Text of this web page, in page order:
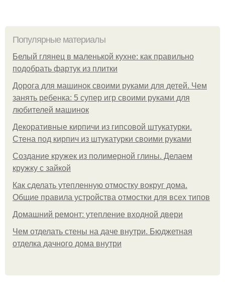
Популярные материалы
Белый глянец в маленькой кухне: как правильно
подобрать фартук из плитки
Дорога для машинок своими руками для детей. Чем
занять ребенка: 5 супер игр своими руками для
любителей машинок
Декоративные кирпичи из гипсовой штукатурки.
Стена под кирпич из штукатурки своими руками
Создание кружек из полимерной глины. Делаем
кружку с зайкой
Как сделать утепленную отмостку вокруг дома.
Общие правила устройства отмостки для всех типов
Домашний ремонт: утепление входной двери
Чем отделать стены на даче внутри. Бюджетная
отделка дачного дома внутри